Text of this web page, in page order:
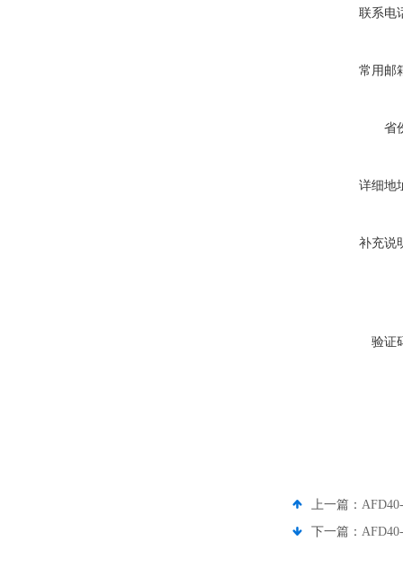
联系电
常用邮
省
详细地
补充说
验证
上一篇：
下一篇：